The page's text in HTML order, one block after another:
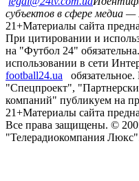
субъектов в сфере медиа —
21+Материалы сайта
При цитировании и
на "Футбол 24"
использовании в сети
football24.ua
"Спецпроект",
компаний" публикуем на
21+Материалы сайта
Все права защищены. ©
"Телерадиокомпания